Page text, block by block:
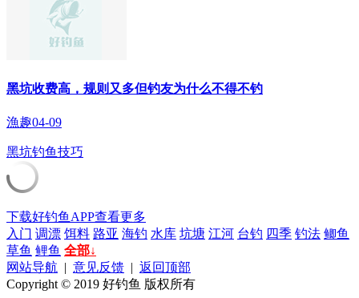
黑坑收费高，规则又多但钓友为什么不得不钓
漁趣04-09
黑坑钓鱼技巧
下载好钓鱼APP查看更多
入门 调漂 饵料 路亚 海钓 水库 坑塘 江河 台钓 四季 钓法 鲫鱼
草鱼 鲤鱼 全部↓
网站导航 | 意见反馈 | 返回顶部
Copyright © 2019 好钓鱼 版权所有